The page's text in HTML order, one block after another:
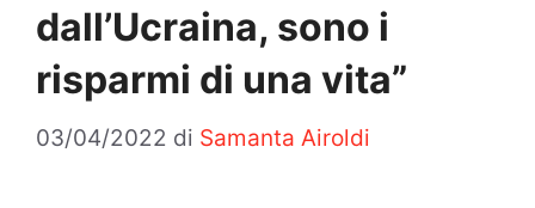
dall’Ucraina, sono i
risparmi di una vita”
03/04/2022 di Samanta Airoldi